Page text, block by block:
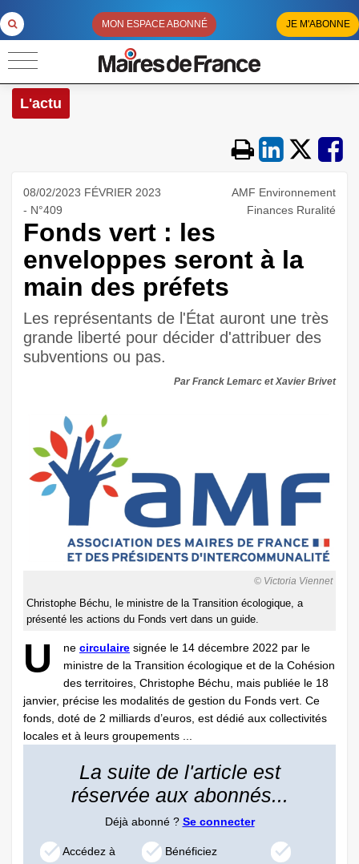
MON ESPACE ABONNÉ JE M'ABONNE
L'actu
08/02/2023 FÉVRIER 2023
- N°409
AMF Environnement
Finances Ruralité
Fonds vert : les
enveloppes seront à la
main des préfets
Les représentants de l'État auront une très
grande liberté pour décider d'attribuer des
subventions ou pas.
Par Franck Lemarc et Xavier Brivet
© Victoria Viennet
Christophe Béchu, le ministre de la Transition écologique, a
présenté les actions du Fonds vert dans un guide.
U ne circulaire signée le 14 décembre 2022 par le
ministre de la Transition écologique et de la Cohésion
des territoires, Christophe Béchu, mais publiée le 18
janvier, précise les modalités de gestion du Fonds vert. Ce
fonds, doté de 2 milliards d’euros, est dédié aux collectivités
locales et à leurs groupements ...
La suite de l'article est
réservée aux abonnés...
Déjà abonné ? Se connecter
Accédez à
Bénéficiez